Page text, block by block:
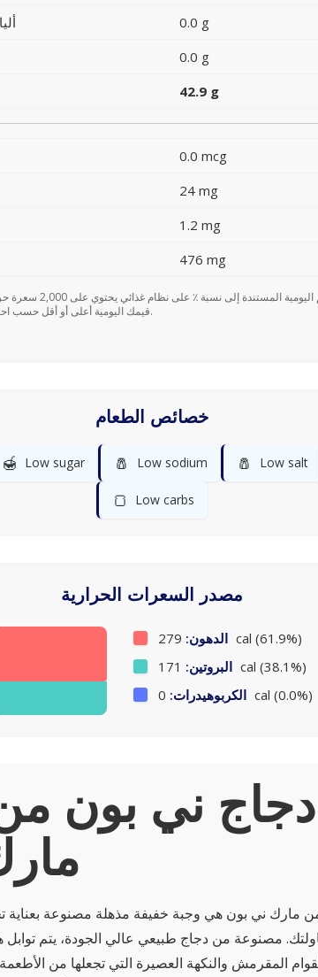
0.0 g
0.0 g
42.9 g
0.0 mcg
24 mg
1.2 mg
476 mg
قيمك اليومية أعلى أو أقل حسب احتياجاتك السعرية.
خصائص الطعام
🍯 Low sugar 🧂 Low sodium 🧂 Low salt
🍞 Low carbs
مصدر السعرات الحرارية
الدهون: 279 cal (61.9%)
البروتين: 171 cal (38.1%)
الكربوهيدرات: 0 cal (0.0%)
مارك ني بون هي وجبة خفيفة مذهلة مصنوعة بعناية
مصنوعة من دجاج طبيعي عالي الجودة، يتم توابل
المقرمش والنكهة العصيرة التي تجعلها من